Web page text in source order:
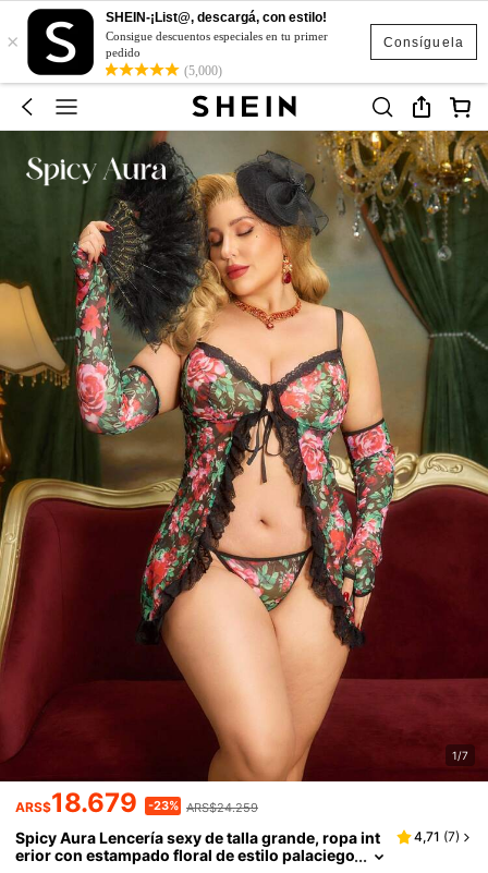
Consíguela
×
SHEIN-¡List@, descargá, con estilo!
Consigue descuentos especiales en tu primer
pedido
(5,000)
1/7
ARS$18.679 -23% ARS$24.259
Spicy Aura Lencería sexy de talla grande, ropa int
erior con estampado floral de estilo palaciego
4,71 (7)